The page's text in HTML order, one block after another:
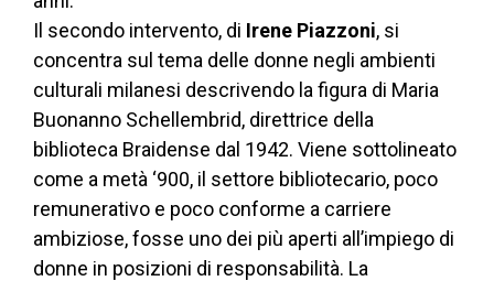
Il secondo intervento, di Irene Piazzoni, si
concentra sul tema delle donne negli ambienti
culturali milanesi descrivendo la figura di Maria
Buonanno Schellembrid, direttrice della
biblioteca Braidense dal 1942. Viene sottolineato
come a metà ‘900, il settore bibliotecario, poco
remunerativo e poco conforme a carriere
ambiziose, fosse uno dei più aperti all’impiego di
donne in posizioni di responsabilità. La